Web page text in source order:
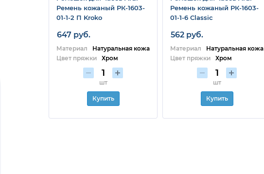
Ремень кожаный РК-1603-
01-1-2 П Kroko
647 руб.
Материал
Натуральная кожа
Цвет пряжки
Хром
шт
Купить
Ремень кожаный РК-1603-
01-1-6 Classic
562 руб.
Материал
Натуральная кожа
Цвет пряжки
Хром
шт
Купить